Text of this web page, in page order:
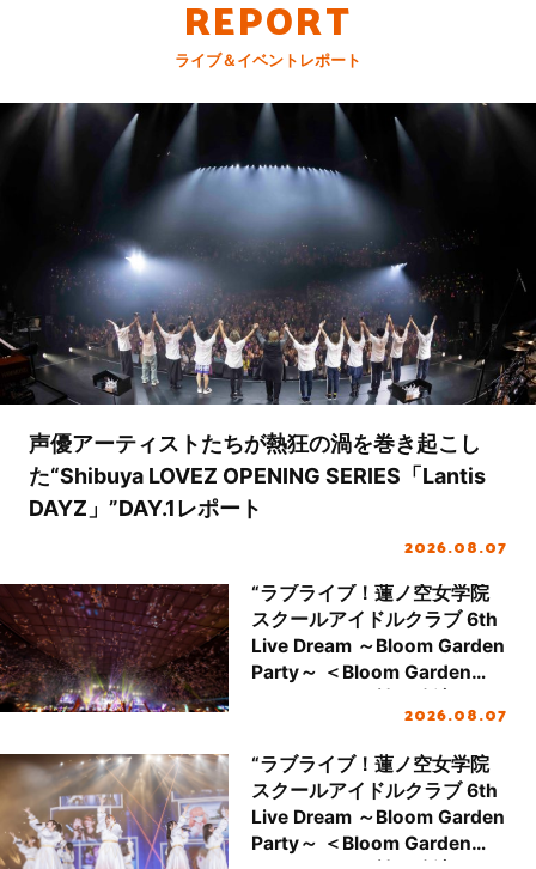
REPORT
ライブ＆イベントレポート
声優アーティストたちが熱狂の渦を巻き起こし
た“Shibuya LOVEZ OPENING SERIES「Lantis
DAYZ」”DAY.1レポート
2026.08.07
“ラブライブ！蓮ノ空女学院
スクールアイドルクラブ 6th
Live Dream ～Bloom Garden
Party～ ＜Bloom Garden
2026.08.07
“ラブライブ！蓮ノ空女学院
スクールアイドルクラブ 6th
Live Dream ～Bloom Garden
Party～ ＜Bloom Garden